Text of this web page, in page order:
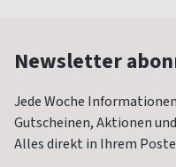
Newsletter
Jede Woche
Gutscheinen, Aktionen
Alles direkt in Ihrem